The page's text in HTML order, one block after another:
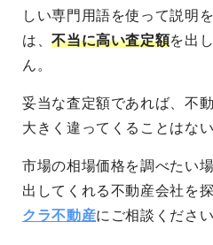
しい専門用語を使って説明
は、不当に高い査定額を出
ん。
妥当な査定額であれば、不
大きく違ってくることはない
市場の相場価格を調べたい
出してくれる不動産会社を
クラ不動産にご相談ください